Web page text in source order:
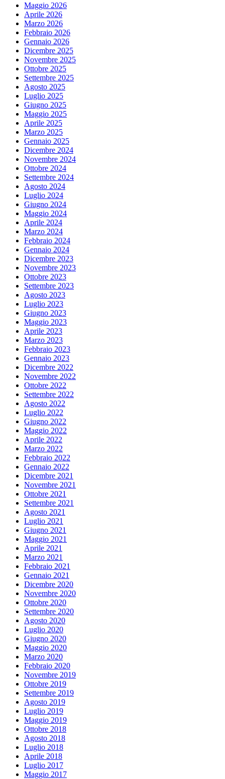
Maggio 2026
Aprile 2026
Marzo 2026
Febbraio 2026
Gennaio 2026
Dicembre 2025
Novembre 2025
Ottobre 2025
Settembre 2025
Agosto 2025
Luglio 2025
Giugno 2025
Maggio 2025
Aprile 2025
Marzo 2025
Gennaio 2025
Dicembre 2024
Novembre 2024
Ottobre 2024
Settembre 2024
Agosto 2024
Luglio 2024
Giugno 2024
Maggio 2024
Aprile 2024
Marzo 2024
Febbraio 2024
Gennaio 2024
Dicembre 2023
Novembre 2023
Ottobre 2023
Settembre 2023
Agosto 2023
Luglio 2023
Giugno 2023
Maggio 2023
Aprile 2023
Marzo 2023
Febbraio 2023
Gennaio 2023
Dicembre 2022
Novembre 2022
Ottobre 2022
Settembre 2022
Agosto 2022
Luglio 2022
Giugno 2022
Maggio 2022
Aprile 2022
Marzo 2022
Febbraio 2022
Gennaio 2022
Dicembre 2021
Novembre 2021
Ottobre 2021
Settembre 2021
Agosto 2021
Luglio 2021
Giugno 2021
Maggio 2021
Aprile 2021
Marzo 2021
Febbraio 2021
Gennaio 2021
Dicembre 2020
Novembre 2020
Ottobre 2020
Settembre 2020
Agosto 2020
Luglio 2020
Giugno 2020
Maggio 2020
Marzo 2020
Febbraio 2020
Novembre 2019
Ottobre 2019
Settembre 2019
Agosto 2019
Luglio 2019
Maggio 2019
Ottobre 2018
Agosto 2018
Luglio 2018
Aprile 2018
Luglio 2017
Maggio 2017